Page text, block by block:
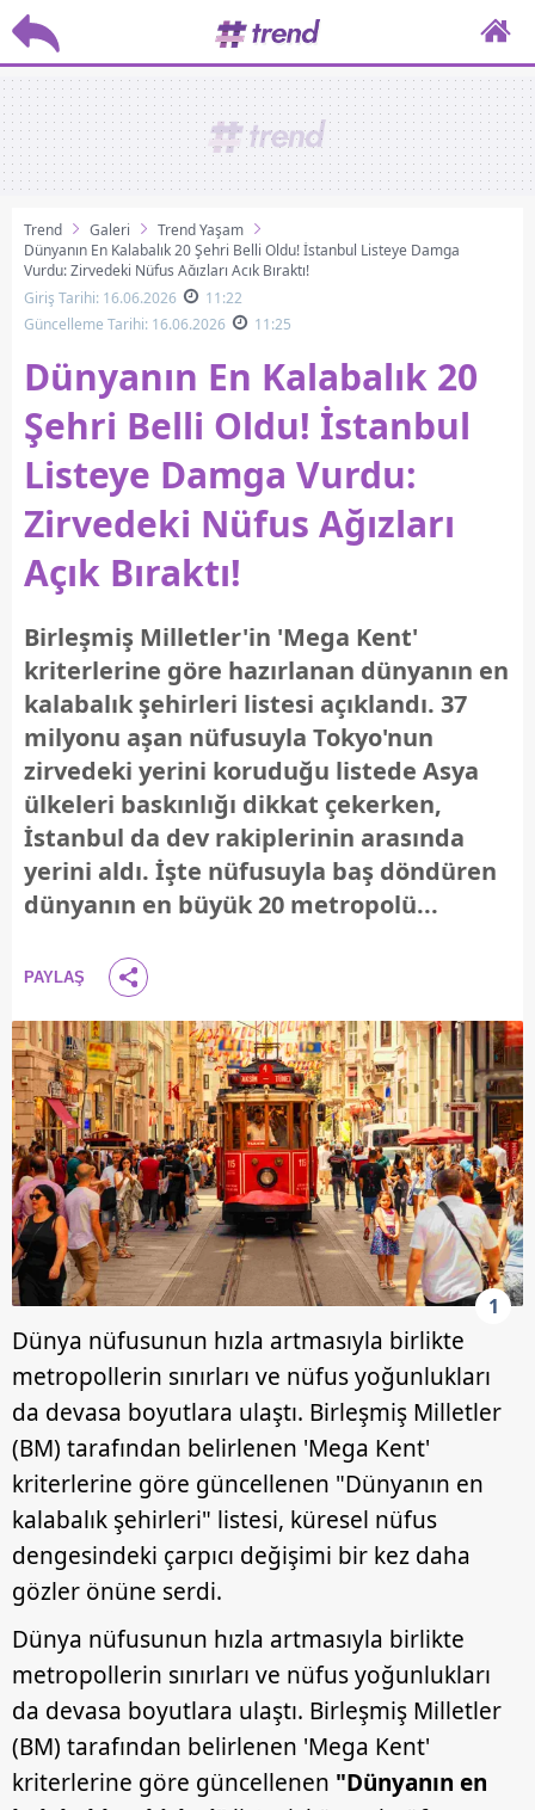
Trend Galeri
Trend Yaşam
Dünyanın En Kalabalık 20 Şehri Belli Oldu! İstanbul Listeye Damga
Vurdu: Zirvedeki Nüfus Ağızları Açık Bıraktı!
Giriş Tarihi: 16.06.2026
11:22
Güncelleme Tarihi: 16.06.2026
11:25
Dünyanın En Kalabalık 20
Şehri Belli Oldu! İstanbul
Listeye Damga Vurdu:
Zirvedeki Nüfus Ağızları
Açık Bıraktı!
Birleşmiş Milletler'in 'Mega Kent'
kriterlerine göre hazırlanan dünyanın en
kalabalık şehirleri listesi açıklandı. 37
milyonu aşan nüfusuyla Tokyo'nun
zirvedeki yerini koruduğu listede Asya
ülkeleri baskınlığı dikkat çekerken,
İstanbul da dev rakiplerinin arasında
yerini aldı. İşte nüfusuyla baş döndüren
dünyanın en büyük 20 metropolü...
PAYLAŞ
1
Dünya nüfusunun hızla artmasıyla birlikte
metropollerin sınırları ve nüfus yoğunlukları
da devasa boyutlara ulaştı. Birleşmiş Milletler
(BM) tarafından belirlenen 'Mega Kent'
kriterlerine göre güncellenen "Dünyanın en
kalabalık şehirleri" listesi, küresel nüfus
dengesindeki çarpıcı değişimi bir kez daha
gözler önüne serdi.
Dünya nüfusunun hızla artmasıyla birlikte
metropollerin sınırları ve nüfus yoğunlukları
da devasa boyutlara ulaştı. Birleşmiş Milletler
(BM) tarafından belirlenen 'Mega Kent'
kriterlerine göre güncellenen "Dünyanın en